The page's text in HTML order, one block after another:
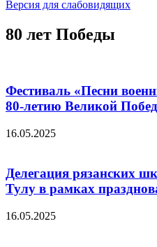
Версия для слабовидящих
80 лет Победы
Фестиваль «Песни
80-летию Великой
16.05.2025
Делегация рязанских
Тулу в рамках
16.05.2025